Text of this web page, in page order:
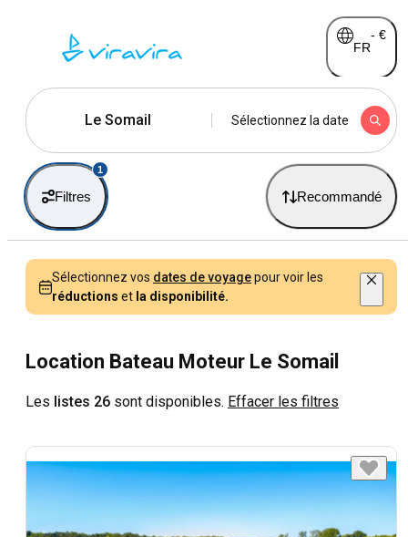
FR
- €
Le Somail Sélectionnez la date
Filtres
1
Recommandé
Sélectionnez vos dates de voyagepour voir les
réductions et la disponibilité.
Location Bateau Moteur Le Somail
Les listes 26 sont disponibles. Effacer les filtres